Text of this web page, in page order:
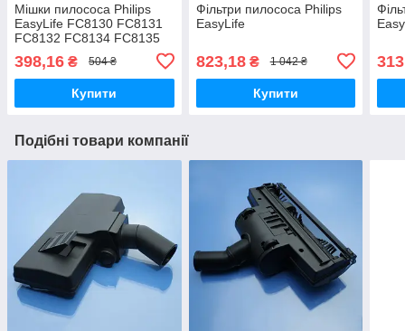
Мішки пилососа Philips
EasyLife FC8130 FC8131
FC8132 FC8134 FC8135
FC8136 FC8137 FC8138
одноразові 4шт
398,16 ₴ 504 ₴
Купити
Фільтри пилососа Philips
EasyLife
823,18₴ 1 042 ₴
Купити
Подібні товари компанії